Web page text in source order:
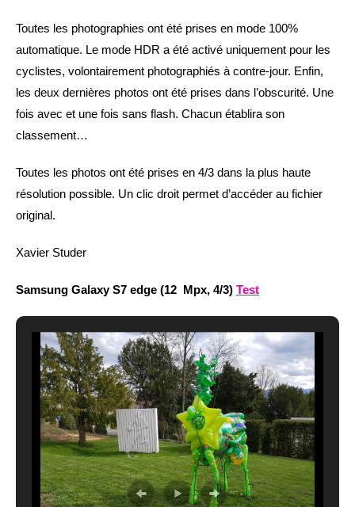
Toutes les photographies ont été prises en mode 100%
automatique. Le mode HDR a été activé uniquement pour les
cyclistes, volontairement photographiés à contre-jour. Enfin,
les deux dernières photos ont été prises dans l’obscurité. Une
fois avec et une fois sans flash. Chacun établira son
classement…
Toutes les photos ont été prises en 4/3 dans la plus haute
résolution possible. Un clic droit permet d’accéder au fichier
original.
Xavier Studer
Samsung Galaxy S7 edge (12 Mpx, 4/3) Test